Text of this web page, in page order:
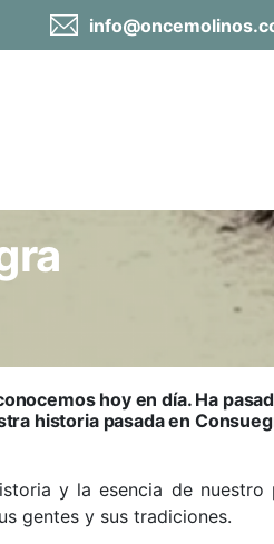
hoy en día. Ha
historia pasada en
y la esencia de nuestro
gentes y sus tradiciones.